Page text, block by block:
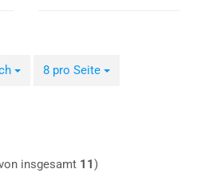
8 pro Seite
pro Seite
insgesamt 11)